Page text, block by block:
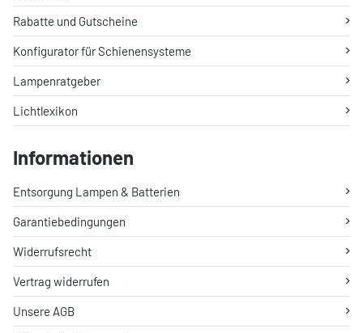
Rabatte und Gutscheine
Konfigurator für Schienensysteme
Lampenratgeber
Lichtlexikon
Informationen
Entsorgung Lampen & Batterien
Garantiebedingungen
Widerrufsrecht
Vertrag widerrufen
Unsere AGB